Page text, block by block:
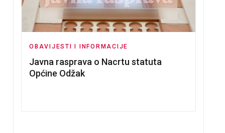
CAF SAMOPROCJENE U OKVIRU PROJEKTA
U OBILJEŽAVANJU DANA DRŽAVNOSTI BIH
OBAVIJESTI I INFORMACIJE
Javna rasprava o Nacrtu statuta
Općine Odžak